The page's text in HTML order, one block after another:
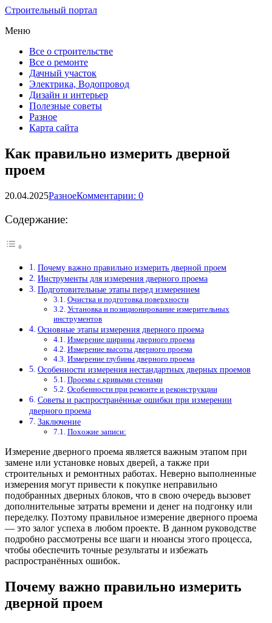
Строительный портал
Меню
Все о строительстве
Все о ремонте
Дачный участок
Электрика, Водопровод
Дизайн и интерьер
Полезные советы
Разное
Карта сайта
Как правильно измерить дверной
проем
20.04.2025РазноеКомментарии: 0
Содержание:
Почему важно правильно измерить дверной проем
Инструменты для измерения дверного проема
Подготовительные этапы перед измерением
Очистка и подготовка поверхности
Установка и позиционирование измерительных
инструментов
Основные этапы измерения дверного проема
Измерение ширины дверного проема
Измерение высоты дверного проема
Измерение глубины дверного проема
Особенности измерения нестандартных дверных проемов
Проемы с кривыми стенами
Особенности при ремонте и реконструкции
Советы и распространённые ошибки при измерении
дверного проема
Заключение
Похожие записи:
Измерение дверного проема является важным этапом при
замене или установке новых дверей, а также при
строительных и ремонтных работах. Неверно выполненные
измерения могут привести к покупке неправильно
подобранных дверных блоков, что в свою очередь вызовет
дополнительные затраты времени и денег на подгонку или
переделку. Поэтому правильное измерение дверного проема
— это залог успеха в любом проекте. В данном руководстве
подробно рассмотрены все шаги и нюансы этого процесса,
чтобы обеспечить точные результаты и избежать
распространённых ошибок.
Почему важно правильно измерить
дверной проем